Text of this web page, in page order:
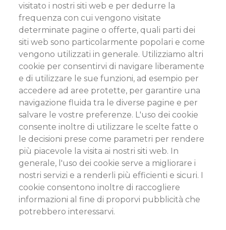
visitato i nostri siti web e per dedurre la
frequenza con cui vengono visitate
determinate pagine o offerte, quali parti dei
siti web sono particolarmente popolari e come
vengono utilizzati in generale. Utilizziamo altri
cookie per consentirvi di navigare liberamente
e di utilizzare le sue funzioni, ad esempio per
accedere ad aree protette, per garantire una
navigazione fluida tra le diverse pagine e per
salvare le vostre preferenze. L'uso dei cookie
consente inoltre di utilizzare le scelte fatte o
le decisioni prese come parametri per rendere
più piacevole la visita ai nostri siti web. In
generale, l'uso dei cookie serve a migliorare i
nostri servizi e a renderli più efficienti e sicuri. I
cookie consentono inoltre di raccogliere
informazioni al fine di proporvi pubblicità che
potrebbero interessarvi.